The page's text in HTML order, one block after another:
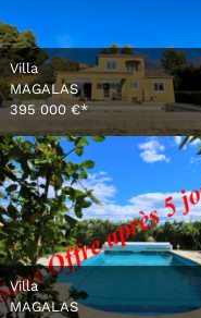
Villa
MAGALAS
395 000 €*
Villa
MAGALAS